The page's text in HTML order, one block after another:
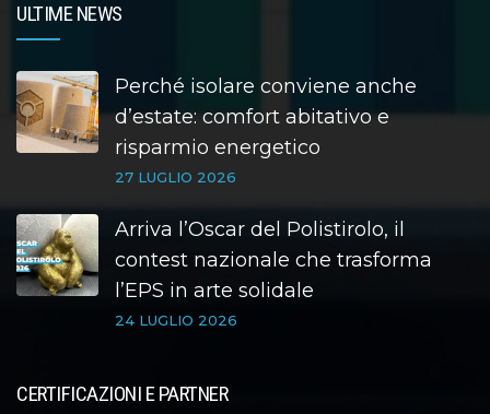
ULTIME NEWS
Perché isolare conviene anche
d’estate: comfort abitativo e
risparmio energetico
27 LUGLIO 2026
Arriva l’Oscar del Polistirolo, il
contest nazionale che trasforma
l’EPS in arte solidale
24 LUGLIO 2026
CERTIFICAZIONI E PARTNER